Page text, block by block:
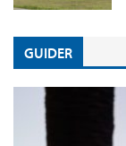
GUIDER